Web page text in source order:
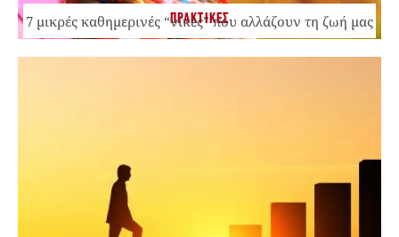
ΠΡΑΚΤΙΚΕΣ
7 μικρές καθημερινές “νίκες” που αλλάζουν τη ζωή μας